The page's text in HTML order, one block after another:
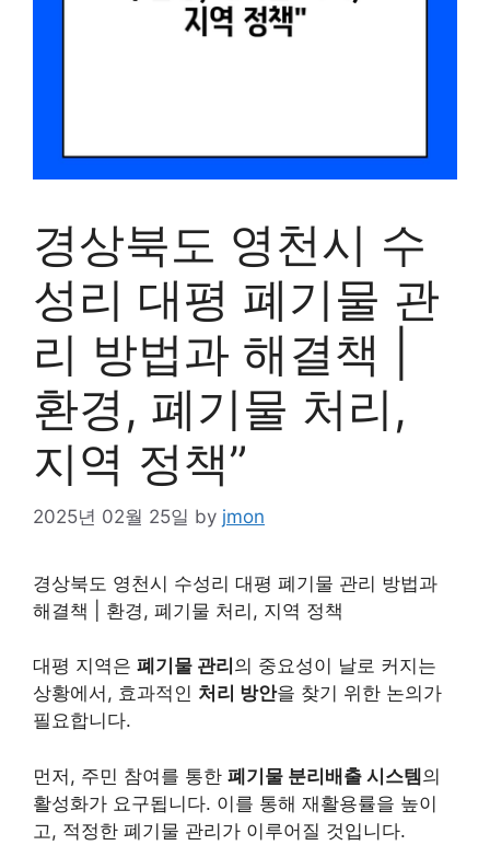
경상북도 영천시 수
성리 대평 폐기물 관
리 방법과 해결책 |
환경, 폐기물 처리,
지역 정책”
2025년 02월 25일 by jmon
경상북도 영천시 수성리 대평 폐기물 관리 방법과
해결책 | 환경, 폐기물 처리, 지역 정책
대평 지역은 폐기물 관리 의 중요성이 날로 커지는
상황에서, 효과적인 처리 방안을 찾기 위한 논의가
필요합니다.
먼저, 주민 참여를 통한 폐기물 분리배출 시스템의
활성화가 요구됩니다. 이를 통해 재활용률을 높이
고, 적정한 폐기물 관리가 이루어질 것입니다.